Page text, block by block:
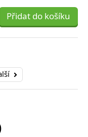
Přidat do košíku